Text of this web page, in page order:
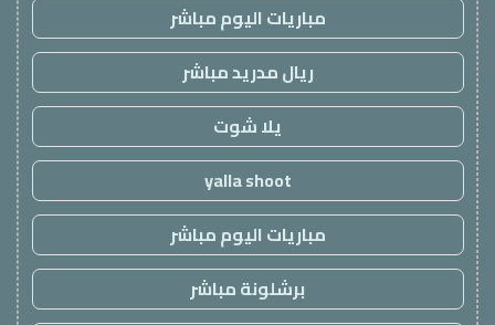
مباريات اليوم مباشر
ريال مدريد مباشر
يلا شوت
yalla shoot
مباريات اليوم مباشر
برشلونة مباشر